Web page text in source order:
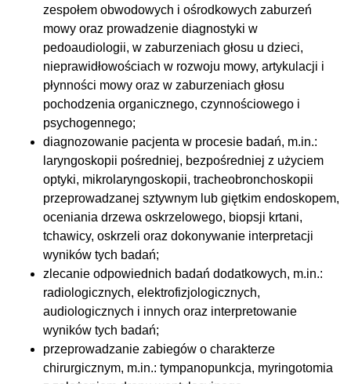
zespołem obwodowych i ośrodkowych zaburzeń
mowy oraz prowadzenie diagnostyki w
pedoaudiologii, w zaburzeniach głosu u dzieci,
nieprawidłowościach w rozwoju mowy, artykulacji i
płynności mowy oraz w zaburzeniach głosu
pochodzenia organicznego, czynnościowego i
psychogennego;
diagnozowanie pacjenta w procesie badań, m.in.:
laryngoskopii pośredniej, bezpośredniej z użyciem
optyki, mikrolaryngoskopii, tracheobronchoskopii
przeprowadzanej sztywnym lub giętkim endoskopem,
oceniania drzewa oskrzelowego, biopsji krtani,
tchawicy, oskrzeli oraz dokonywanie interpretacji
wyników tych badań;
zlecanie odpowiednich badań dodatkowych, m.in.:
radiologicznych, elektrofizjologicznych,
audiologicznych i innych oraz interpretowanie
wyników tych badań;
przeprowadzanie zabiegów o charakterze
chirurgicznym, m.in.: tympanopunkcja, myringotomia